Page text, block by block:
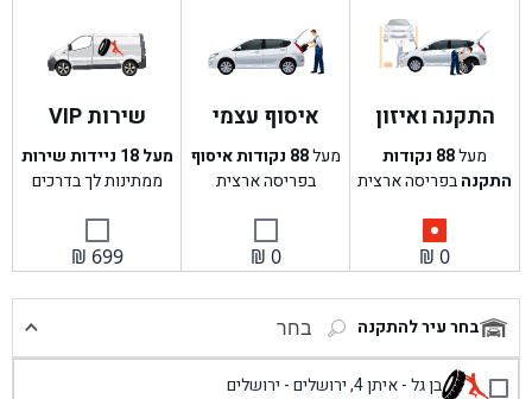
התקנה ואיזון
מעל88 נקודות
התקנהבפריסה ארצית
₪ 0
איסוף עצמי
מעל88 נקודות איסוף
בפריסה ארצית
₪ 0
שירות VIP
מעל 18 ניידות שירות
ממתינות לך בדרכים
₪ 699
בחר עיר להתקנה בחר
בן גל - איתן 4, ירושלים - ירושלים